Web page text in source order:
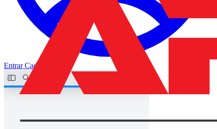
EntrarCadastrar